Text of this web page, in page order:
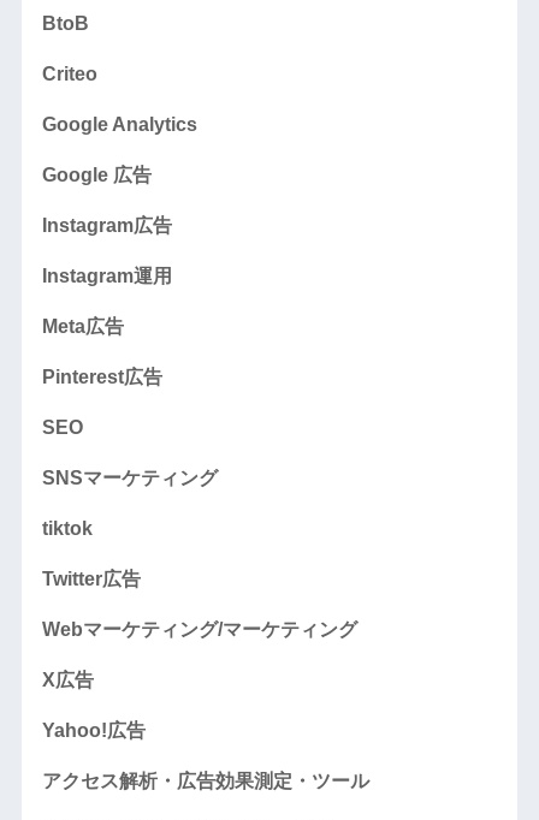
BtoB
Criteo
Google Analytics
Google 広告
Instagram広告
Instagram運用
Meta広告
Pinterest広告
SEO
SNSマーケティング
tiktok
Twitter広告
Webマーケティング/マーケティング
X広告
Yahoo!広告
アクセス解析・広告効果測定・ツール